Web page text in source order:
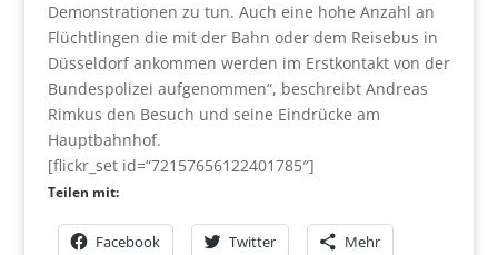
Demonstrationen zu tun. Auch eine hohe Anzahl an
Flüchtlingen die mit der Bahn oder dem Reisebus in
Düsseldorf ankommen werden im Erstkontakt von der
Bundespolizei aufgenommen“, beschreibt Andreas
Rimkus den Besuch und seine Eindrücke am
Hauptbahnhof.
[flickr_set id=“72157656122401785″]
Teilen mit:
Facebook Twitter Mehr